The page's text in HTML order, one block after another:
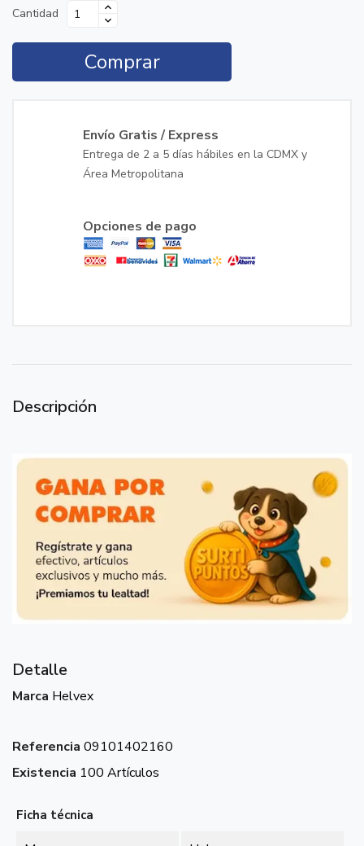
Cantidad
Comprar
Envío Gratis / Express
Entrega de 2 a 5 días hábiles en la CDMX y
Área Metropolitana
Opciones de pago
Descripción
Detalle
Marca Helvex
Referencia 09101402160
Existencia 100 Artículos
Ficha técnica